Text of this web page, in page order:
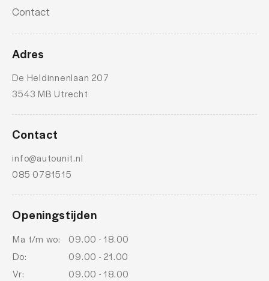
Contact
Adres
De Heldinnenlaan 207
3543 MB Utrecht
Contact
info@autounit.nl
085 0781515
Openingstijden
Ma t/m wo:
09.00 - 18.00
Do:
09.00 - 21.00
Vr:
09.00 - 18.00